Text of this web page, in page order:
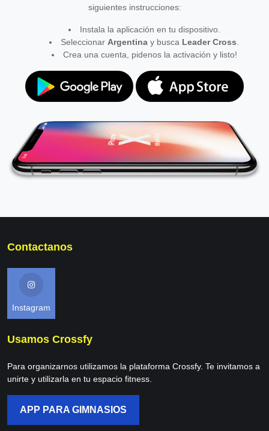
siguientes instrucciones:
Instala la aplicación en tu dispositivo.
Seleccionar Argentina y busca Leader Cross
Crea una cuenta, pidenos la activación y listo!
Contactanos
Instagram
Usamos Crossfy
Para organizarnos utilizamos la plataforma Crossfy. Te invitamos a
unirte y utilizarla en tu espacio fitness.
APP PARA GIMNASIOS